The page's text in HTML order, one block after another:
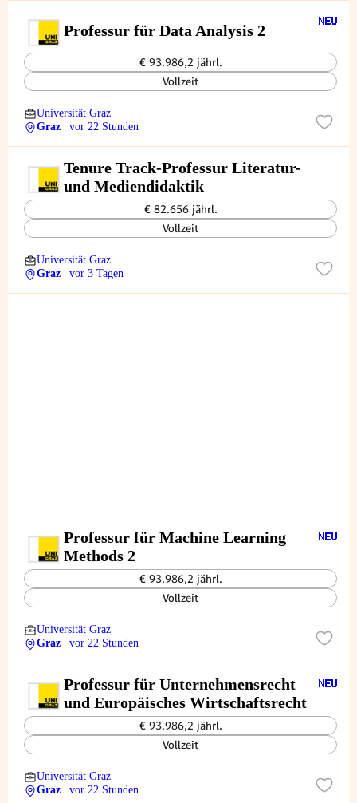
Professur für Data Analysis 2
€ 93.986,2 jährl.
Vollzeit
Universität Graz
Graz
| vor 22 Stunden
Tenure Track-Professur Literatur-
und Mediendidaktik
€ 82.656 jährl.
Vollzeit
Universität Graz
Graz
| vor 3 Tagen
Professur für Machine Learning
Methods 2
€ 93.986,2 jährl.
Vollzeit
Universität Graz
Graz
| vor 22 Stunden
Professur für Unternehmensrecht
und Europäisches Wirtschaftsrecht
€ 93.986,2 jährl.
Vollzeit
Universität Graz
Graz
| vor 22 Stunden